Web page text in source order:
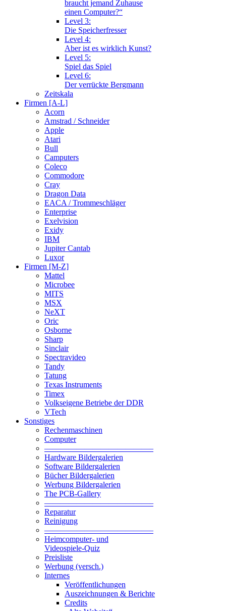
braucht jemand Zuhause
einen Computer?“
Level 3:
Die Speicherfresser
Level 4:
Aber ist es wirklich Kunst?
Level 5:
Spiel das Spiel
Level 6:
Der verrückte Bergmann
Zeitskala
Firmen [A-L]
Acorn
Amstrad / Schneider
Apple
Atari
Bull
Camputers
Coleco
Commodore
Cray
Dragon Data
EACA / Trommeschläger
Enterprise
Exelvision
Exidy
IBM
Jupiter Cantab
Luxor
Firmen [M-Z]
Mattel
Microbee
MITS
MSX
NeXT
Oric
Osborne
Sharp
Sinclair
Spectravideo
Tandy
Tatung
Texas Instruments
Timex
Volkseigene Betriebe der DDR
VTech
Sonstiges
Rechenmaschinen
Computer
—————————————–
Hardware Bildergalerien
Software Bildergalerien
Bücher Bildergalerien
Werbung Bildergalerien
The PCB-Gallery
—————————————–
Reparatur
Reinigung
—————————————–
Heimcomputer- und
Videospiele-Quiz
Preisliste
Werbung (versch.)
Internes
Veröffentlichungen
Auszeichnungen & Berichte
Credits